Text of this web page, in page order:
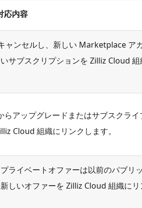
応内容
ンセルし、新しい Marketplace ア
サブスクリプションを Zilliz Cloud
アップグレードまたはサブスクライ
Cloud 組織にリンクします。
ライベートオファーは以前のパブリ
しいオファーを Zilliz Cloud 組織に